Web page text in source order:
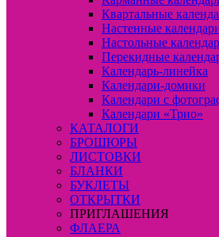
Квартальные
Настенные
Настольные
Перекидные
Календарь-линейка
Календари-домики
Календари с
Календари «Трио»
КАТАЛОГИ
БРОШЮРЫ
ЛИСТОВКИ
БЛАНКИ
БУКЛЕТЫ
ОТКРЫТКИ
ПРИГЛАШЕНИЯ
ФЛАЕРА